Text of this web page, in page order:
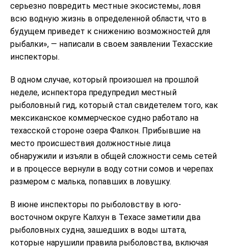
серьезно повредить местные экосистемы, ловя
всю водную жизнь в определенной области, что в
будущем приведет к снижению возможностей для
рыбалки», — написали в своем заявлении Техасские
инспекторы.
В одном случае, который произошел на прошлой
неделе, иснпектора предупредил местный
рыболовный гид, который стал свидетелем того, как
мексиканское коммерческое судно работало на
техасской стороне озера Фалкон. Прибывшие на
место происшествия должностные лица
обнаружили и изъяли в общей сложности семь сетей
и в процессе вернули в воду сотни сомов и черепах
размером с малька, попавших в ловушку.
В июне инспекторы по рыболовству в юго-
восточном округе Калхун в Техасе заметили два
рыболовных судна, зашедших в воды штата,
которые нарушили правила рыболовства, включая